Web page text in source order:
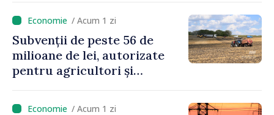
mari pentru bănci, tutun și
jocurile de noroc
/ Acum 1 zi
Subvenții de peste 56 de
milioane de lei, autorizate
pentru agricultori și
rurală în luna iulie
/ Acum 1 zi